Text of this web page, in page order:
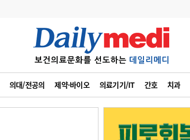
의대/전공의 제약·바이오 의료기기/IT 간호 치과
6
관리급여 실시
수련환경 개선
사고
수첩
~2026-08-31